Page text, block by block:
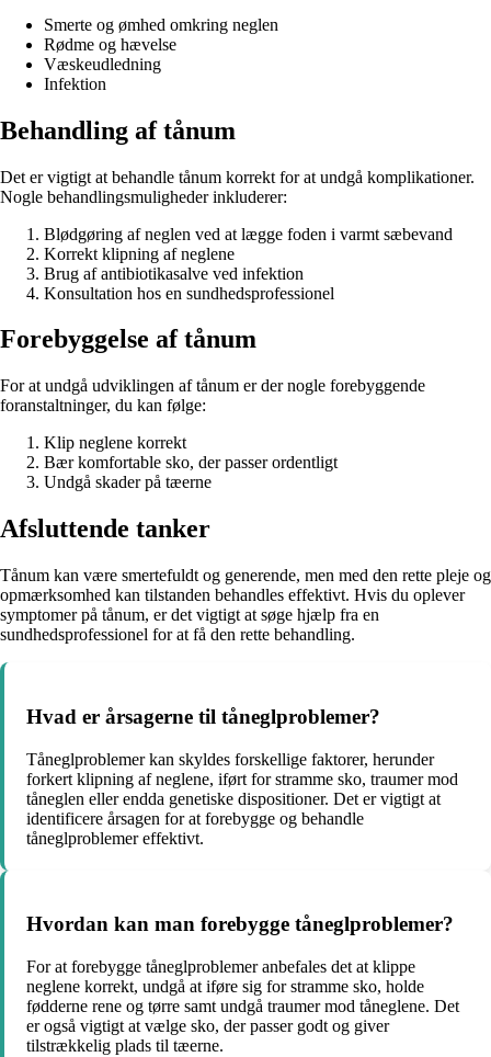
Smerte og ømhed omkring neglen
Rødme og hævelse
Væskeudledning
Infektion
Behandling af tånum
Det er vigtigt at behandle tånum korrekt for at undgå komplikationer.
Nogle behandlingsmuligheder inkluderer:
Blødgøring af neglen ved at lægge foden i varmt sæbevand
Korrekt klipning af neglene
Brug af antibiotikasalve ved infektion
Konsultation hos en sundhedsprofessionel
Forebyggelse af tånum
For at undgå udviklingen af tånum er der nogle forebyggende
foranstaltninger, du kan følge:
Klip neglene korrekt
Bær komfortable sko, der passer ordentligt
Undgå skader på tæerne
Afsluttende tanker
Tånum kan være smertefuldt og generende, men med den rette pleje og
opmærksomhed kan tilstanden behandles effektivt. Hvis du oplever
symptomer på tånum, er det vigtigt at søge hjælp fra en
sundhedsprofessionel for at få den rette behandling.
Hvad er årsagerne til tåneglproblemer?
Tåneglproblemer kan skyldes forskellige faktorer, herunder
forkert klipning af neglene, iført for stramme sko, traumer mod
tåneglen eller endda genetiske dispositioner. Det er vigtigt at
identificere årsagen for at forebygge og behandle
tåneglproblemer effektivt.
Hvordan kan man forebygge tåneglproblemer?
For at forebygge tåneglproblemer anbefales det at klippe
neglene korrekt, undgå at iføre sig for stramme sko, holde
fødderne rene og tørre samt undgå traumer mod tåneglene. Det
er også vigtigt at vælge sko, der passer godt og giver
tilstrækkelig plads til tæerne.